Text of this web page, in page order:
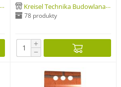
Kreisel Technika Budowlana Sp. z o.o.
78 produkty
+
−